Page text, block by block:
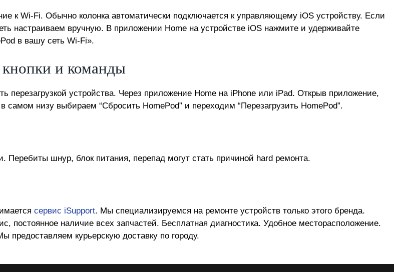
к Wi-Fi. Обычно колонка автоматически подключается к управляющему iOS устройству. Если
настраиваем вручную. В приложении Home на устройстве iOS нажмите и удерживайте
в вашу сеть Wi-Fi».
кнопки и команды
устройства. Через приложение Home на iPhone или iPad. Открыв приложение,
низу выбираем “Сбросить HomePod” и переходим “Перезагрузить HomePod”.
Перебиты шнур, блок питания, перепад могут стать причиной hard ремонта.
сервис iSupport. Мы специализируемся на ремонте устройств только этого бренда.
постоянное наличие всех запчастей. Бесплатная диагностика. Удобное месторасположение.
курьерскую доставку по городу.